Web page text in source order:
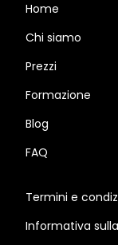
Home
Chi siamo
Prezzi
Formazione
Blog
FAQ
Termini e
Informativa